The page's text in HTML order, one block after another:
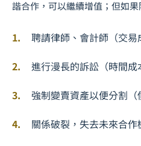
諧合作，可以繼續增值；但如
聘請律師、會計師（交易
進行漫長的訴訟（時間成
強制變賣資產以便分割（
關係破裂，失去未來合作